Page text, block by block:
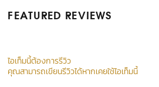
FEATURED REVIEWS
ไอเท็มนี้ต้องการรีวิว
คุณสามารถเขียนรีวิวได้หากเคยใช้ไอเท็มนี้